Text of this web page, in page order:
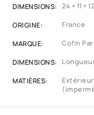
DIMENSIONS 24 × 11 ×
ORIGINE France
MARQUE Cofin
DIMENSIONS
MATIÈRES
Extérieur